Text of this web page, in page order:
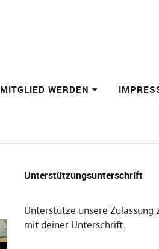
MITGLIED WERDEN
Unterstützungsunterschrift
Unterstütze unsere Zulassung
mit deiner Unterschrift.